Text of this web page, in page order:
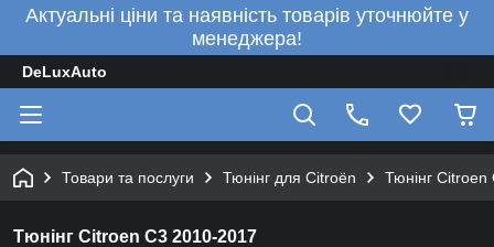
Актуальні ціни та наявність товарів уточнюйте у
менеджера!
DeLuxAuto
Товари та послуги Тюнінг для Citroën Тюнінг
Тюнінг Citroen C3 2010-2017